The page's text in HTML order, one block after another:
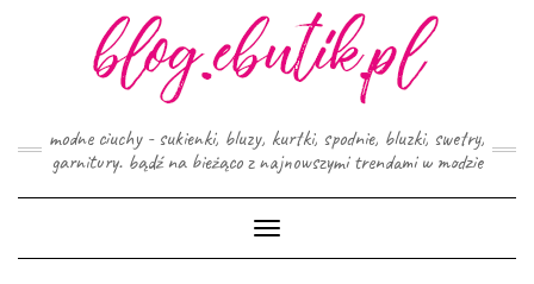
modne ciuchy - sukienki, bluzy, kurtki, spodnie, bluzki, swetry,
garnitury. bądź na bieżąco z najnowszymi trendami w modzie
Toggle
Navigation